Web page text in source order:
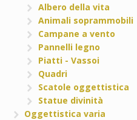
Albero della vita
Animali soprammobili
Campane a vento
Pannelli legno
Piatti - Vassoi
Quadri
Scatole oggettistica
Statue divinità
Oggettistica varia